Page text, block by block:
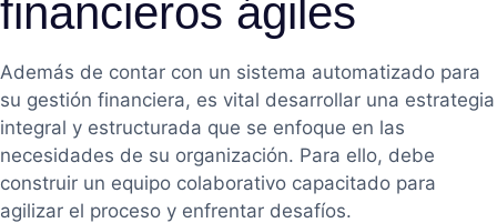
financieros ágiles
Además de contar con un sistema automatizado para
su gestión financiera, es vital desarrollar una estrategia
integral y estructurada que se enfoque en las
necesidades de su organización. Para ello, debe
construir un equipo colaborativo capacitado para
agilizar el proceso y enfrentar desafíos.